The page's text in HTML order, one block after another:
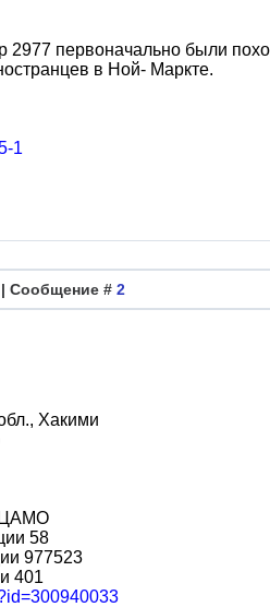
первоначально были
в Ной- Маркте.
1
| Сообщение # 2
Хакими
ЦАМО
58
977523
401